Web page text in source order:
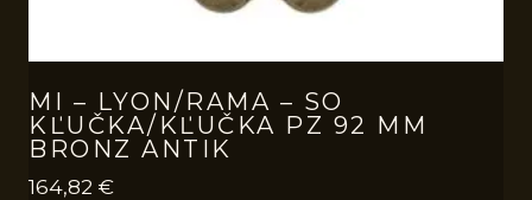
MI – LYON/RAMA – SO
KĽUČKA/KĽUČKA PZ 92 MM
BRONZ ANTIK
164,82 €